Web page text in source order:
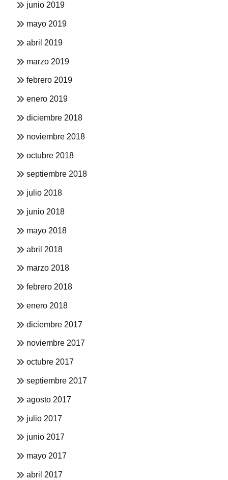
junio 2019
mayo 2019
abril 2019
marzo 2019
febrero 2019
enero 2019
diciembre 2018
noviembre 2018
octubre 2018
septiembre 2018
julio 2018
junio 2018
mayo 2018
abril 2018
marzo 2018
febrero 2018
enero 2018
diciembre 2017
noviembre 2017
octubre 2017
septiembre 2017
agosto 2017
julio 2017
junio 2017
mayo 2017
abril 2017